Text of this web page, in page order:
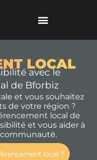
LOCAL
avec le
de Bforbiz
et vous souhaitez
de votre région ?
local de
et vous aider à
local ?